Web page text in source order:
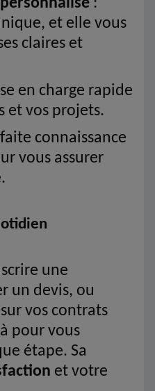
:
et elle vous
claires et
en charge rapide
et vos projets.
connaissance
vous assurer
une
un devis, ou
vos contrats
pour vous
étape. Sa
et votre